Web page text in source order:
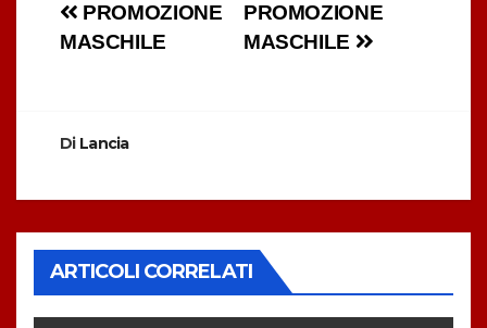
NavigazionePROMOZIONE
MASCHILE
PROMOZIONE
MASCHILE
Di Lancia
ARTICOLI CORRELATI